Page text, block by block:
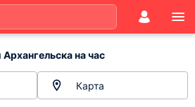
на час
Карта